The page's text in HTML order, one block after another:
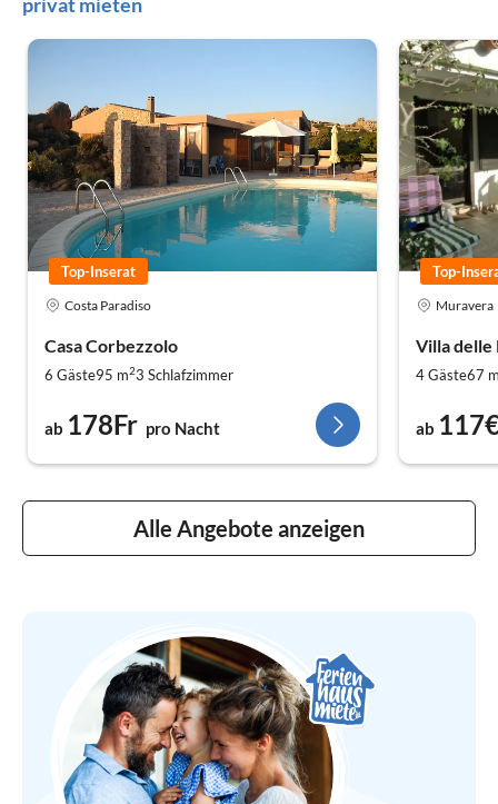
privat mieten
Costa Paradiso
Casa Corbezzolo
6 Gäste95 m23 Schlafzimmer
ab 178Fr pro Nacht
Top-Inserat
Muravera
Villa delle
4 Gäste67
ab
Top-
Alle Angebote anzeigen